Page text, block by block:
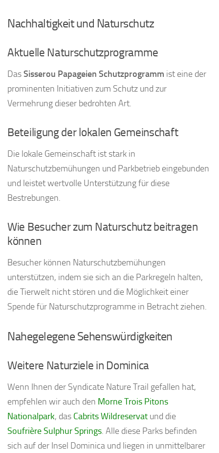
Nachhaltigkeit und Naturschutz
Aktuelle Naturschutzprogramme
DasSisserou Papageien Schutzprogramm ist eine der
prominenten Initiativen zum Schutz und zur
Vermehrung dieser bedrohten Art.
Beteiligung der lokalen Gemeinschaft
Die lokale Gemeinschaft ist stark in
Naturschutzbemühungen und Parkbetrieb eingebunden
und leistet wertvolle Unterstützung für diese
Bestrebungen.
Wie Besucher zum Naturschutz beitragen
können
Besucher können Naturschutzbemühungen
unterstützen, indem sie sich an die Parkregeln halten,
die Tierwelt nicht stören und die Möglichkeit einer
Spende für Naturschutzprogramme in Betracht ziehen.
Nahegelegene Sehenswürdigkeiten
Weitere Naturziele in Dominica
Wenn Ihnen der Syndicate Nature Trail gefallen hat,
empfehlen wir auch den Morne Trois Pitons
Nationalpark, das Cabrits Wildreservat und die
Soufrière Sulphur Springs. Alle diese Parks befinden
sich auf der Insel Dominica und liegen in unmittelbarer